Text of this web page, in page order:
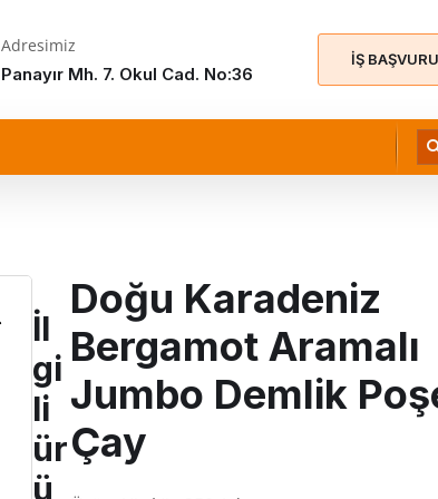
Adresimiz
Panayır Mh. 7. Okul Cad. No:36
İŞ BAŞVURU
Doğu Karadeniz
Bergamot Aramalı
Jumbo Demlik
Çay
İl
gi
li
ür
ü